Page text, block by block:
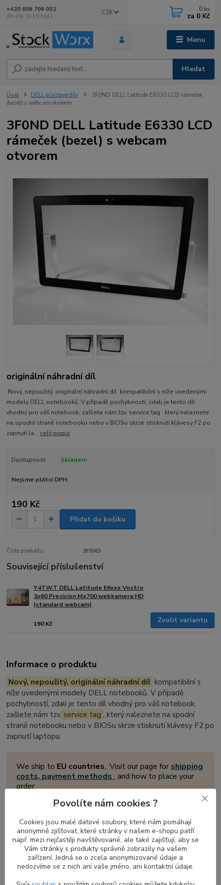
Menu
CZK
Hledat
+420 606 706 002
(Po-Pá, 9-18 hod.)
0 ks
za 0 Kč
Úvod DELL plastové díly
3F0ND DELL Latitude E6330 LCD rámeček
(bezel) s webcam otvorem
3F0ND DELL Latitude E6330 LCD
rámeček (bezel) s webcam
otvorem
originální náhradní díl
Nový, nepoužitý, originální náhradní díl kompatibilní s níže uvedenými
modely DELL notebooků. V případě pochybností, zdali je tento díl
vhodný pro váš notebook, zašlete nám tzv. service tag , který naleznete
na spodní straně notebooku nebo v BIOSu skrze stisknutí klávesy F2 po
zapnutí la... celý popis
Dostupnost Skladem
Nejsme plátci DPH
190 Kč
Přidat do košíku
Číslo produktu: 3F0ND
Související příslušenství
Y4TWT DELL Latitude E6xxx Vostro
3x60 Precision Mx700 webkamera HD
(standard webcam)
190 Kč Zvolit variantu
Informace o produktu
Nový, nepoužitý, originální náhradní díl kompatibilní s
níže uvedenými modely DELL notebooků. V případě
pochybností, zdali je tento díl vhodný pro váš notebook,
zašlete nám tzv. service tag , který naleznete na spodní
straně notebooku nebo v BIOSu skrze stisknutí klávesy F2 po
zapnutí laptopu.
We ship to EU countries,. Visit our page for shipping
costs, payment methods, and how to place your
order.
Přední LCD display rámeček pro
notebooky DELL Latitude
Přednídisplej rámečekje důležitou součástí každého notebooku,
která obklopuje a chrání obrazovku současných modelů
Povolíte nám cookies ?
Cookies jsou malé datové soubory, které nám pomáhají
anonymně zjišťovat, které stránky v našem e-shopu patří
např. mezi nejčastěji navštěvované, ale také zajišťují, aby se
Vám stránky s produkty správně zobrazily na vašem
zařízení. Jedná se o zcela anonymizované údaje a
nedozvíme se z nich ani vaše jméno, ani kontaktní údaje.